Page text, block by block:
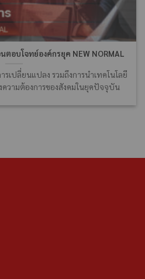
ตอบโจทย์องค์กรยุค NEW NORMAL
เปลี่ยนแปลง รวมถึงการนำเทคโนโลยี
ความต้องการของสังคมในยุคปัจจุบัน